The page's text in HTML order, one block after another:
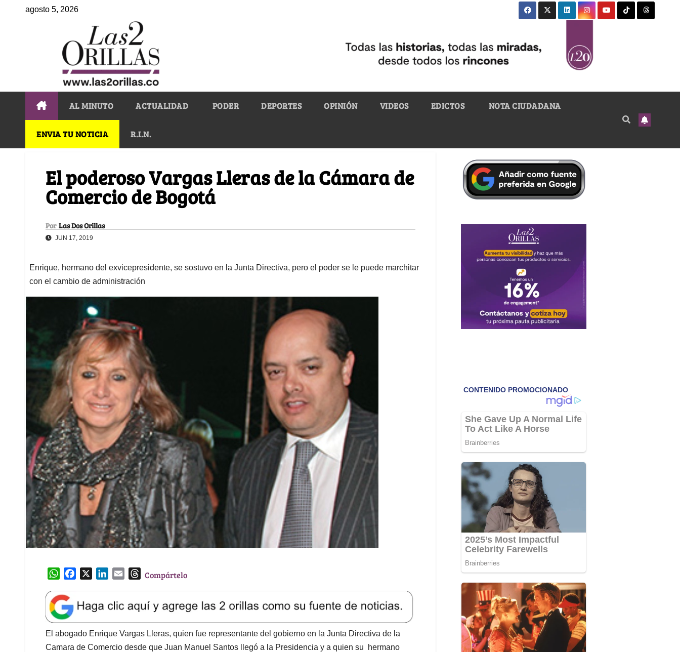
agosto 5, 2026
AL MINUTO ACTUALIDAD PODER DEPORTES OPINIÓN VIDEOS EDICTOS NOTA CIUDADANA
ENVIA TU NOTICIA R.I.N.
El poderoso Vargas Lleras de la Cámara de
Comercio de Bogotá
Por Las Dos Orillas
JUN 17, 2019
Enrique, hermano del exvicepresidente, se sostuvo en la Junta Directiva, pero el poder se le puede marchitar
con el cambio de administración
W
a
t
s
A
p
e
b
o
o
k
e
d
I
l
T
e
a
d
s
Compártelo
El abogado Enrique Vargas Lleras, quien fue representante del gobierno en la Junta Directiva de la
Camara de Comercio desde que Juan Manuel Santos llegó a la Presidencia y a quien su hermano